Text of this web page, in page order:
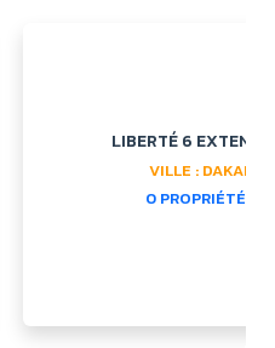
LIBERTÉ 6
VILLE : DAKAR
0 PROPRIÉTÉS